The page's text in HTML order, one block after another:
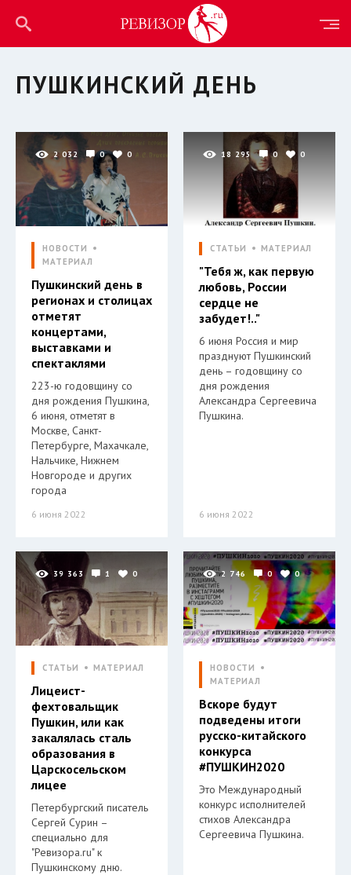
ПУШКИНСКИЙ ДЕНЬ
2 032 0 0
НОВОСТИ
МАТЕРИАЛ
Пушкинский день в
регионах и столицах
отметят
концертами,
выставками и
спектаклями
223-ю годовщину со
дня рождения Пушкина,
6 июня, отметят в
Москве, Санкт-
Петербурге, Махачкале,
Нальчике, Нижнем
Новгороде и других
города
6 июня 2022
18 295 0 0
СТАТЬИ МАТЕРИАЛ
"Тебя ж, как первую
любовь, России
сердце не
забудет!.."
6 июня Россия и мир
празднуют Пушкинский
день – годовщину со
дня рождения
Александра Сергеевича
Пушкина.
6 июня 2022
39 363 1 0
СТАТЬИ МАТЕРИАЛ
Лицеист-
фехтовальщик
Пушкин, или как
закалялась сталь
образования в
Царскосельском
лицее
Петербургский писатель
Сергей Сурин –
специально для
"Ревизора.ru" к
Пушкинскому дню.
2 746 0 0
НОВОСТИ
МАТЕРИАЛ
Вскоре будут
подведены итоги
русско-китайского
конкурса
#ПУШКИН2020
Это Международный
конкурс исполнителей
стихов Александра
Сергеевича Пушкина.